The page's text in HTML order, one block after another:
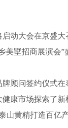
动大会在京盛大
墅招商展演会”
顾问签约仪式
康市场探索了新
山黄精打造百亿